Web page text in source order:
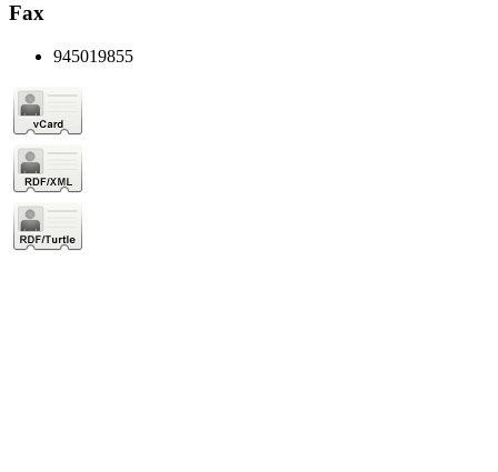
Fax
945019855